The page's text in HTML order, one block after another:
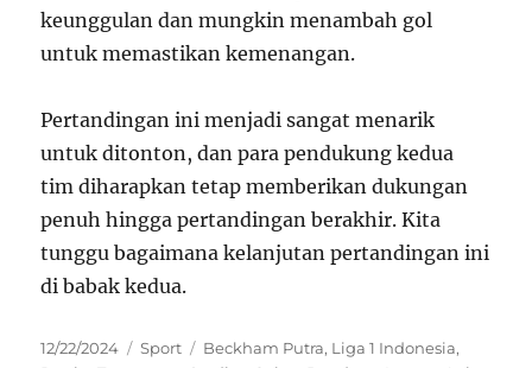
keunggulan dan mungkin menambah gol
untuk memastikan kemenangan.
Pertandingan ini menjadi sangat menarik
untuk ditonton, dan para pendukung kedua
tim diharapkan tetap memberikan dukungan
penuh hingga pertandingan berakhir. Kita
tunggu bagaimana kelanjutan pertandingan ini
di babak kedua.
Posted
12/22/2024 Categories
Sport Tags
Beckham Putra, Liga 1 Indonesia,